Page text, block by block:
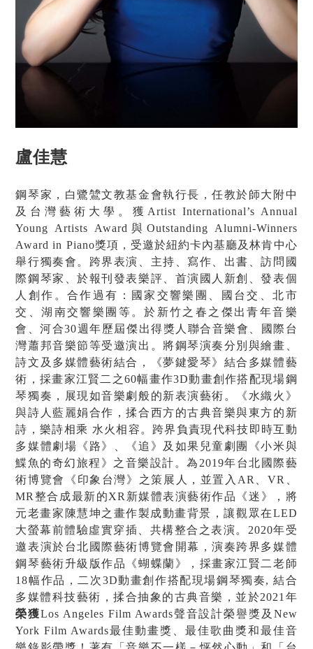
盧佳慧
鋼琴家，白鷺鷥文教基金會執行長，任教於師大附中
及台灣藝術大學。獲 Artist International’s Annual
Young Artists Award 與 Outstanding Alumni-Winners
Award in Piano獎項，受邀於紐約卡內基廳及林肯中心
舉行獨奏會。跨界表演、主持、寫作、出書、訪問國
際鋼琴家、於報刊發表樂評、首演國人新創、發表個
人創作。合作過有：國家交響樂團、國台交、北市
交、湖南交響樂團等。於新竹之春之傑出青年音樂
會、河合30週年歷屆傑出得獎人聯合音樂會、國際台
灣蕭邦音樂節等受邀演出。將鋼琴演奏分別與繪畫、
詩文及多媒體藝術結合，《夢鍵愛琴》結合多媒體藝
術，採畫家江賢二之60幅畫作3D動畫創作搭配現場鋼
琴獨奏，展現如音樂劇般的新表演藝術。《水織火》
與詩人藍麗娟合作，揉合西方的古典音樂與東方的新
詩，樂詩相乘 水火相容。跨界負責現代科技即時互動
多媒體劇場《路》、《追》及如果兒童劇團《小米與
鰈魚的奇幻旅程》之音樂設計。為 2019年台北國際藝
術博覽會《印象台灣》之策展人，並置入 AR VR
MR 整合成最新的XR 新媒體表演藝術作品《迷》，將
元老畫家陳慧坤之畫作製成動畫背景，讓觀眾在LED
大螢幕前體驗虛實穿插、共構整合之表演。 2020年受
邀表演於台北國際藝術博覽會開幕，演奏跨界多媒體
鋼琴藝術升級版作品《蝴蝶蘭》，採畫家江賢二老師
18幅作品，二次3D動畫創作搭配現場鋼琴獨奏,結合
多媒體科技藝術，揉合抽象的古典音樂，並於2021 年
榮獲Los Angeles Film Awards聲音設計榮譽獎及 New
York Film Awards最佳動畫獎、最佳歌曲獎和最佳音